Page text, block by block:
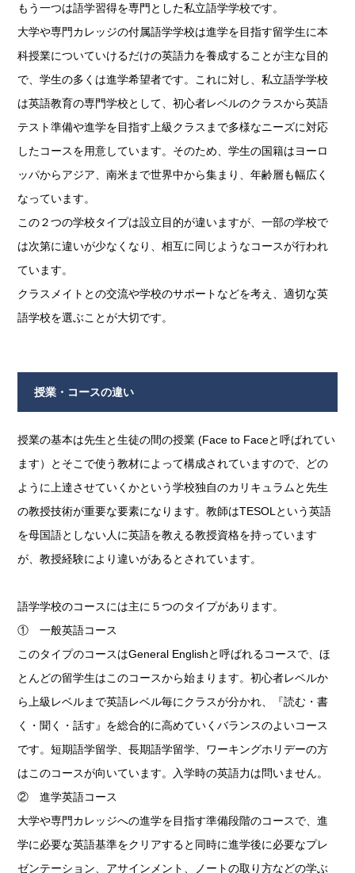
もう一つは語学習得を専門とした私立語学学校です。
大学や専門カレッジの付属語学学校は進学を目指す留学生に本
科授業についていけるだけの英語力を養成することが主な目的
で、学生の多くは進学希望者です。これに対し、私立語学学校
は英語教育の専門学校として、初心者レベルのクラスから英語
テスト準備や進学を目指す上級クラスまで多様なニーズに対応
したコースを用意しています。そのため、学生の国籍はヨーロ
ッパからアジア、南米まで世界中から集まり、年齢層も幅広く
なっています。
この２つの学校タイプは設立目的が違いますが、一部の学校で
は次第に違いが少なくなり、相互に同じようなコースが行われ
ています。
クラスメイトとの交流や学校のサポートなどを考え、適切な英
語学校を選ぶことが大切です。
授業・コースの違い
授業の基本は先生と生徒の間の授業 (Face to Faceと呼ばれてい
ます）とそこで使う教材によって構成されていますので、どの
ように上達させていくかという学校独自のカリキュラムと先生
の教授技術が重要な要素になります。教師はTESOLという英語
を母国語としない人に英語を教える教授資格を持っています
が、教授経験により違いがあるとされています。
語学学校のコースには主に５つのタイプがあります。
① 一般英語コース
このタイプのコースはGeneral Englishと呼ばれるコースで、ほ
とんどの留学生はこのコースから始まります。初心者レベルか
ら上級レベルまで英語レベル毎にクラスが分かれ、『読む・書
く・聞く・話す』を総合的に高めていくバランスのよいコース
です。短期語学留学、長期語学留学、ワーキングホリデーの方
はこのコースが向いています。入学時の英語力は問いません。
② 進学英語コース
大学や専門カレッジへの進学を目指す準備段階のコースで、進
学に必要な英語基準をクリアすると同時に進学後に必要なプレ
ゼンテーション、アサインメント、ノートの取り方などの学ぶ